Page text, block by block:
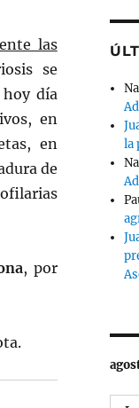
las
se
día
en
en
de
, por
la